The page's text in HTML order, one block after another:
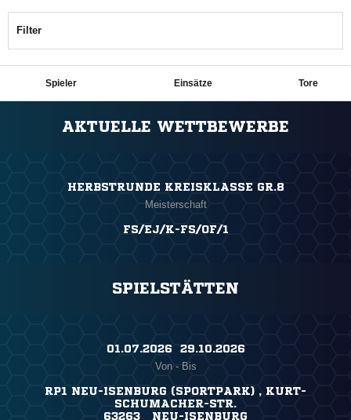
Filter
Spieler Einsätze Tore
AKTUELLE WETTBEWERBE
HERBSTRUNDE KREISKLASSE GR.8
Meisterschaft
FS/EJ/K-FS/OF/1
SPIELSTÄTTEN
01.07.2026 ​ 29.10.2026
Von - Bis
RP1 NEU-ISENBURG (SPORTPARK) , KURT-
SCHUMACHER-STR.
63263 NEU-ISENBURG